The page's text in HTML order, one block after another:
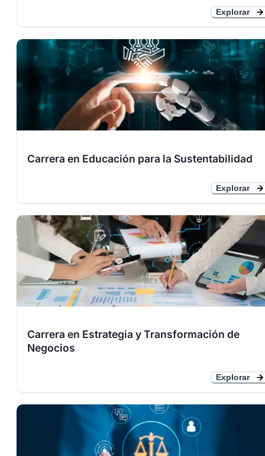
Explorar
Carrera en Educación para la Sustentabilidad
Explorar
Carrera en Estrategia y Transformación de
Negocios
Explorar